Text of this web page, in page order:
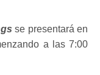
se presentará en
a las 7:00